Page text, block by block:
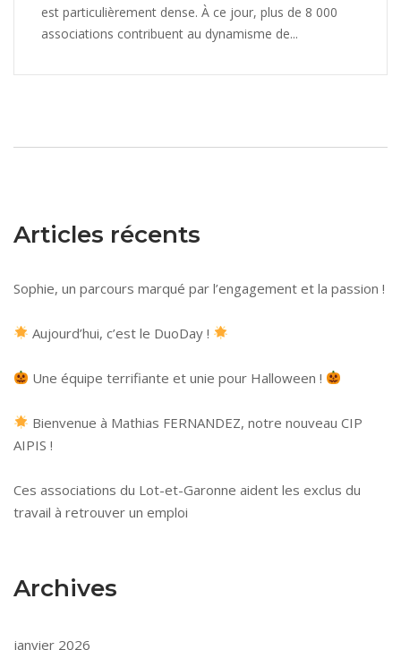
est particulièrement dense. À ce jour, plus de 8 000
associations contribuent au dynamisme de...
Articles récents
Sophie, un parcours marqué par l’engagement et la passion !
Aujourd’hui, c’est le DuoDay !
Une équipe terrifiante et unie pour Halloween !
Bienvenue à Mathias FERNANDEZ, notre nouveau CIP
AIPIS !
Ces associations du Lot-et-Garonne aident les exclus du
travail à retrouver un emploi
Archives
janvier 2026